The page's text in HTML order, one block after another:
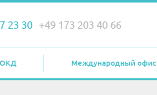
23 30 +49 173 203 40 66
Международный офис